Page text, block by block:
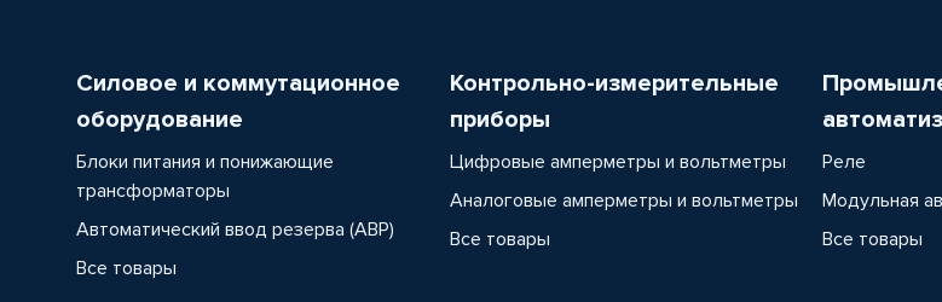
Силовое и коммутационное
оборудование
Блоки питания и понижающие
трансформаторы
Автоматический ввод резерва (АВР)
Все товары
Контрольно-измерительные
приборы
Цифровые амперметры и вольтметры
Аналоговые амперметры и вольтметры
Все товары
Реле
Модульная
Все товары